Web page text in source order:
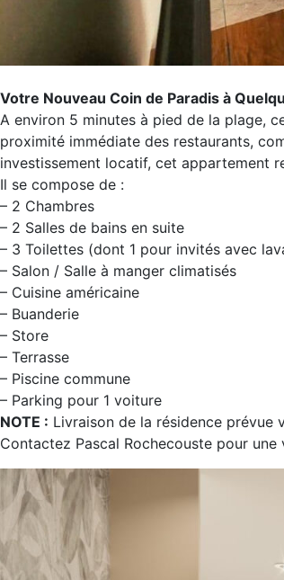
Votre Nouveau Coin de Paradis à
A environ 5 minutes à pied de la plage,
proximité immédiate des restaurants,
investissement locatif, cet appartement
Il se compose de :
– 2 Chambres
– 2 Salles de bains en suite
– 3 Toilettes (dont 1 pour invités avec
– Salon / Salle à manger climatisés
– Cuisine américaine
– Buanderie
– Store
– Terrasse
– Piscine commune
– Parking pour 1 voiture
NOTE : Livraison de la résidence prévue
Contactez Pascal Rochecouste pour une